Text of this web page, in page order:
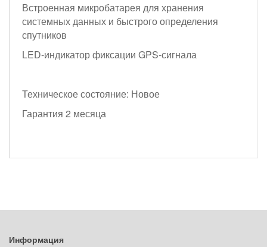
Встроенная микробатарея для хранения
системных данных и быстрого определения
спутников
LED-индикатор фиксации GPS-сигнала
Техническое состояние: Новое
Гарантия 2 месяца
Информация